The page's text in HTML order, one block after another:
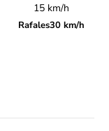
15 km/h
Rafales30 km/h